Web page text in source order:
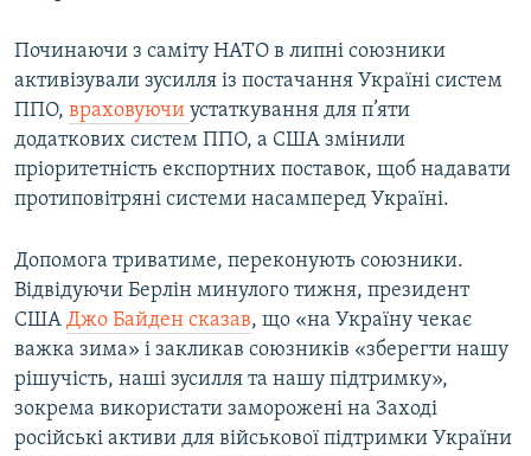
Починаючи з саміту НАТО в липні союзники
активізували зусилля із постачання Україні систем
ППО, враховуючи устаткування для п’яти
додаткових систем ППО, а США змінили
пріоритетність експортних поставок, щоб надавати
протиповітряні системи насамперед Україні.
Допомога триватиме, переконують союзники.
Відвідуючи Берлін минулого тижня, президент
США Джо Байден сказав, що «на Україну чекає
важка зима» і закликав союзників «зберегти нашу
рішучість, наші зусилля та нашу підтримку»,
зокрема використати заморожені на Заході
російські активи для військової підтримки України